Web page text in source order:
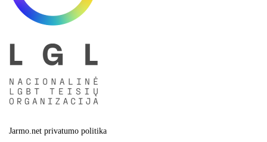
Jarmo.net privatumo politika